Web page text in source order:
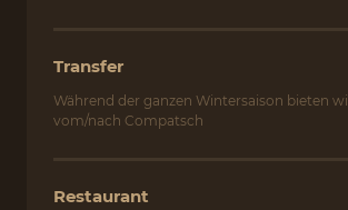
Transfer
Während der ganzen Wintersaison bieten
vom/nach Compatsch
Restaurant